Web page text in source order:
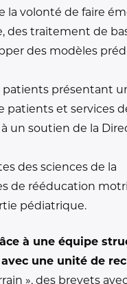
la volonté de faire
des traitement de
des modèles
patients présentant
patients et services
un soutien de la
des sciences de la
de rééducation
pédiatrique.
à une équipe
une unité de
», des brevets